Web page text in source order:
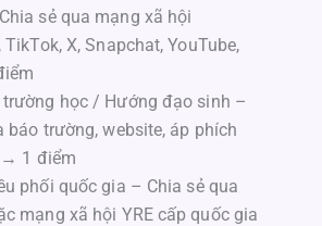
sẻ qua mạng xã hội
X, Snapchat, YouTube,
trường học / Hướng đạo sinh –
báo trường, website, áp phích
1 điểm
phối quốc gia – Chia sẻ qua
mạng xã hội YRE cấp quốc gia